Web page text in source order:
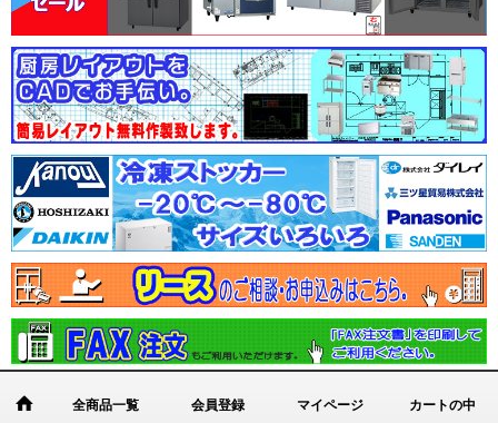
全商品一覧 会員登録 マイページ カートの中